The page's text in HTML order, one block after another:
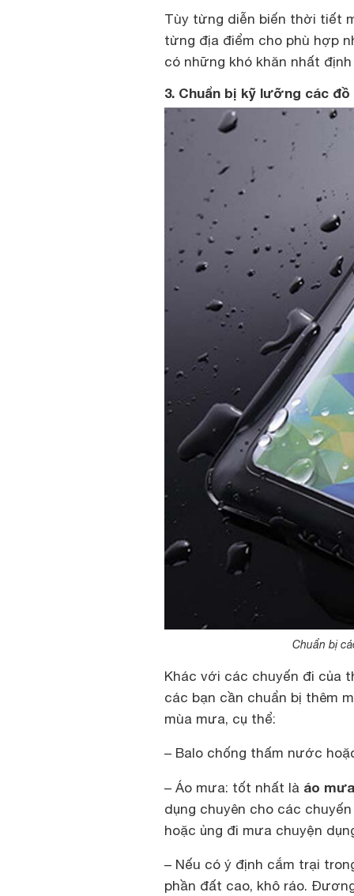
Tùy từng diễn biến thời tiết
từng địa điểm cho phù hợp
có những khó khăn nhất
3. Chuẩn bị kỹ lưỡng các
Chuẩn bị
Khác với các chuyến đi của
các bạn cần chuẩn bị thêm
mùa mưa, cụ thể:
– Balo chống thấm nước
– Áo mưa: tốt nhất là áo
dụng chuyên cho các
hoặc ủng đi mưa chuyện
– Nếu có ý định cắm trại
phần đất cao, khô ráo.